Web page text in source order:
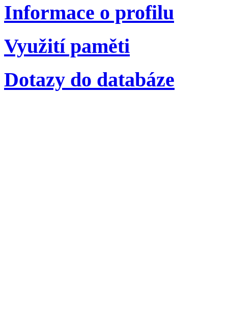
Informace o profilu
Využití paměti
Dotazy do databáze